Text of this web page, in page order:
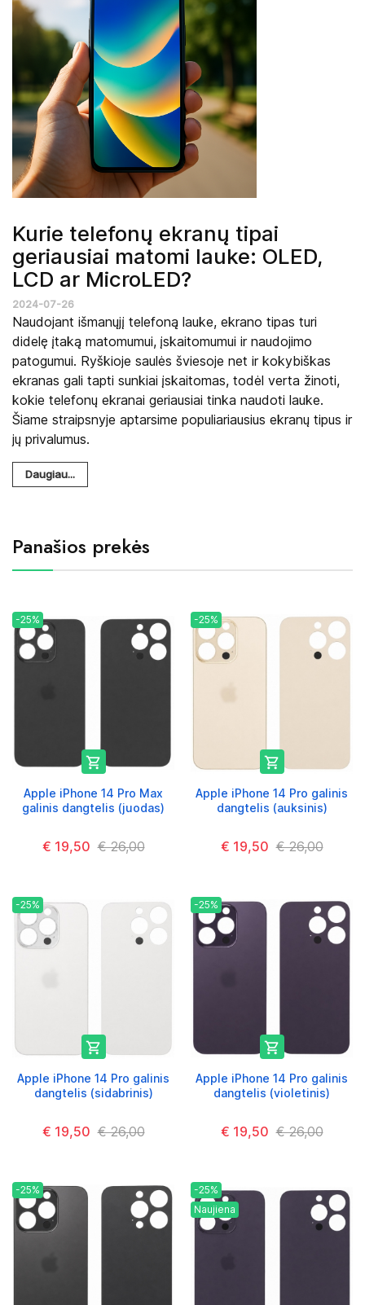
Kurie telefonų ekranų tipai
geriausiai matomi lauke: OLED,
LCD ar MicroLED?
2024-07-26
Naudojant išmanųjį telefoną lauke, ekrano tipas turi
didelę įtaką matomumui, įskaitomumui ir naudojimo
patogumui. Ryškioje saulės šviesoje net ir kokybiškas
ekranas gali tapti sunkiai įskaitomas, todėl verta žinoti,
kokie telefonų ekranai geriausiai tinka naudoti lauke.
Šiame straipsnyje aptarsime populiariausius ekranų tipus ir
jų privalumus.
Daugiau...
Panašios prekės
-25%

Apple iPhone 14 Pro Max
galinis dangtelis (juodas)
€ 19,50 € 26,00
-25%

Apple iPhone 14 Pro galinis
dangtelis (auksinis)
€ 19,50 € 26,00
-25%

Apple iPhone 14 Pro galinis
dangtelis (sidabrinis)
€ 19,50 € 26,00
-25%

Apple iPhone 14 Pro galinis
dangtelis (violetinis)
€ 19,50 € 26,00
-25%
-25%
Naujiena